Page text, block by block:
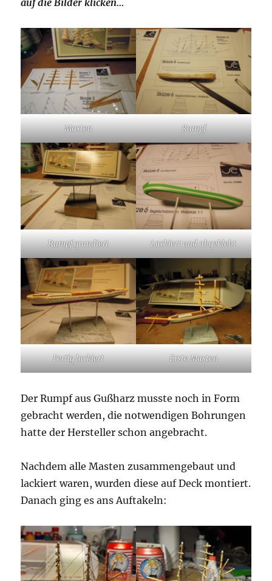
auf die Bilder klicken…
Masten Rumpf
Rumpf grundiert Lackiert und abgeklebt
Fertig lackiert Erste Masten
Der Rumpf aus Gußharz musste noch in Form
gebracht werden, die notwendigen Bohrungen
hatte der Hersteller schon angebracht.
Nachdem alle Masten zusammengebaut und
lackiert waren, wurden diese auf Deck montiert.
Danach ging es ans Auftakeln: